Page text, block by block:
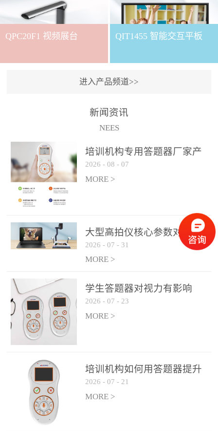
下载QVote授课软件课堂互
动的质量直接影响教学效
果与学生参与度。作为
打造的互动授课软件，
QVote 以 “让每一堂课都充
功能与数据化教学分析，
课堂互动解决方案，重新
定义了师生互动的新模
式。极简操作，轻松融入
教学流程QVote 深谙教师
教学节奏的重要性，采用
念，教师无需复杂培训即
可快速上手。软件支持与
PPT、白板等常用教学工具
几步：打开软件、选择互
动模式、发起互动任务，
整个过程不超过 30 秒，完
美融入正常教学流程，避
免打断课堂连贯性。无论
点讲解互动，还是课后即
时反馈，QVote 都能灵活
适配不同教学环节需求，
让教师专注于教学内容本
身，而非技术操作。多元
QPC20F1 视频展台 QIT1455 智能交互平板
进入产品频道>>
新闻资讯
NEES
培训机构专用答题器厂家产
品方案
2026 - 08 - 07
MORE >
大型高拍仪核心参数对比与
选购建议
2026 - 07 - 31
MORE >
学生答题器对视力有影响
吗？
2026 - 07 - 23
MORE >
培训机构如何用答题器提升
学生专注度
2026 - 07 - 21
MORE >